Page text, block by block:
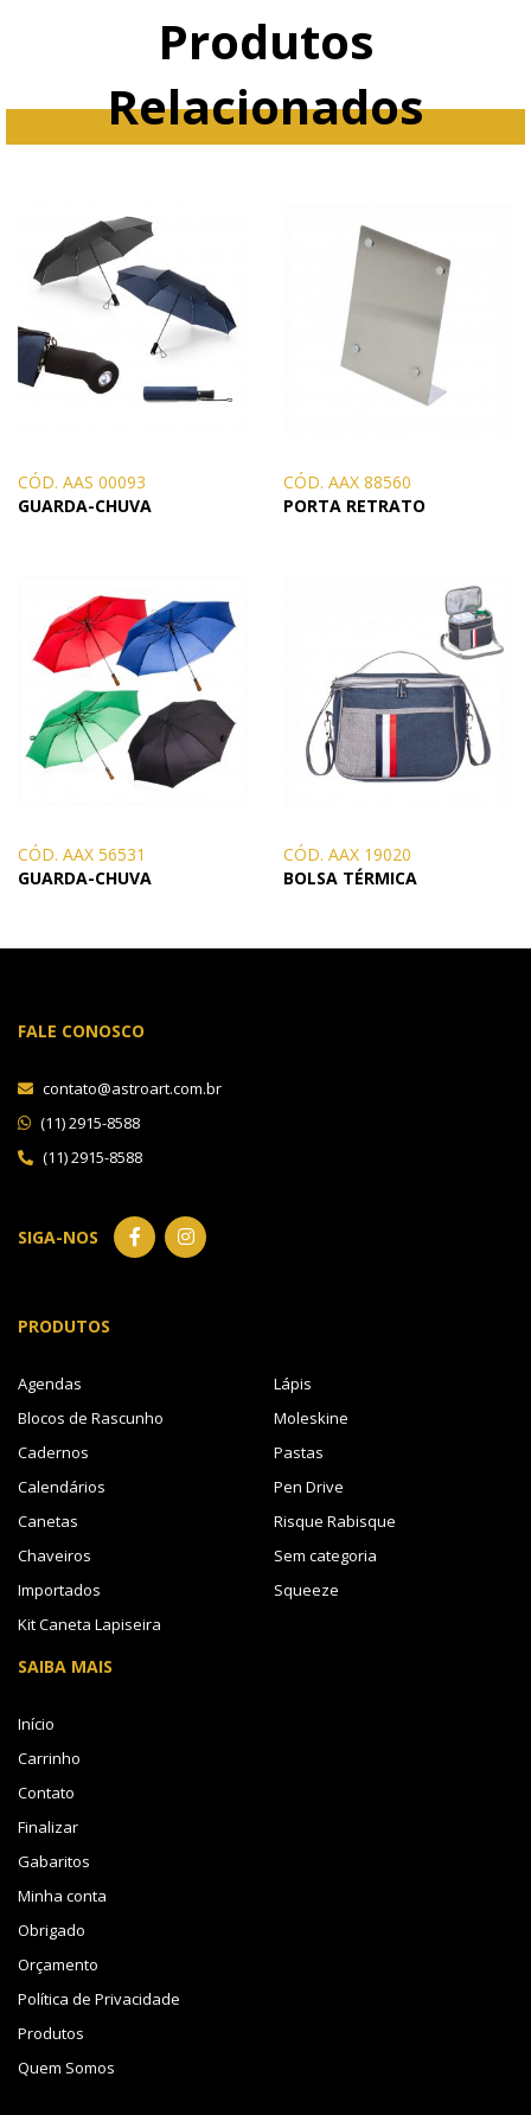
Produtos
Relacionados
CÓD. AAS 00093
GUARDA-CHUVA
CÓD. AAX 88560
PORTA RETRATO
CÓD. AAX 56531
GUARDA-CHUVA
CÓD. AAX 19020
BOLSA TÉRMICA
FALE CONOSCO
contato@astroart.com.br
(11) 2915-8588
(11) 2915-8588
SIGA-NOS
PRODUTOS
Agendas
Blocos de Rascunho
Cadernos
Calendários
Canetas
Chaveiros
Importados
Kit Caneta Lapiseira
Lápis
Moleskine
Pastas
Pen Drive
Risque Rabisque
Sem categoria
Squeeze
SAIBA MAIS
Início
Carrinho
Contato
Finalizar
Gabaritos
Minha conta
Obrigado
Orçamento
Política de Privacidade
Produtos
Quem Somos